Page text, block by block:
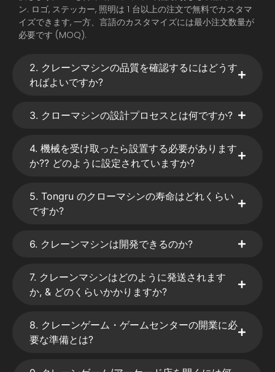
ン. ロゴ, ステッカー, 照明は 1 台以上の注文で無料でカスタマ
イズできます, 一方、言語のカスタマイズには最小注文数量が
必要です (MOQ).
2. クレーンマシンの品質を確認するにはどうす
ればよいですか?
3. クローマシンの設計プロセスとは何ですか?
4. 機械を受け取ったら設置する必要があります
か?? どのように設定されていますか?
5. Tongru のクローマシンの寿命はどれくらい
ですか?
6. クレーンマシンは開発できるのか?
7. クレーンマシンはどのように発送されます
か, & どのくらいかかりますか?
8. クレーンゲーム・ゲームセンターの開業に必
要な準備とは?